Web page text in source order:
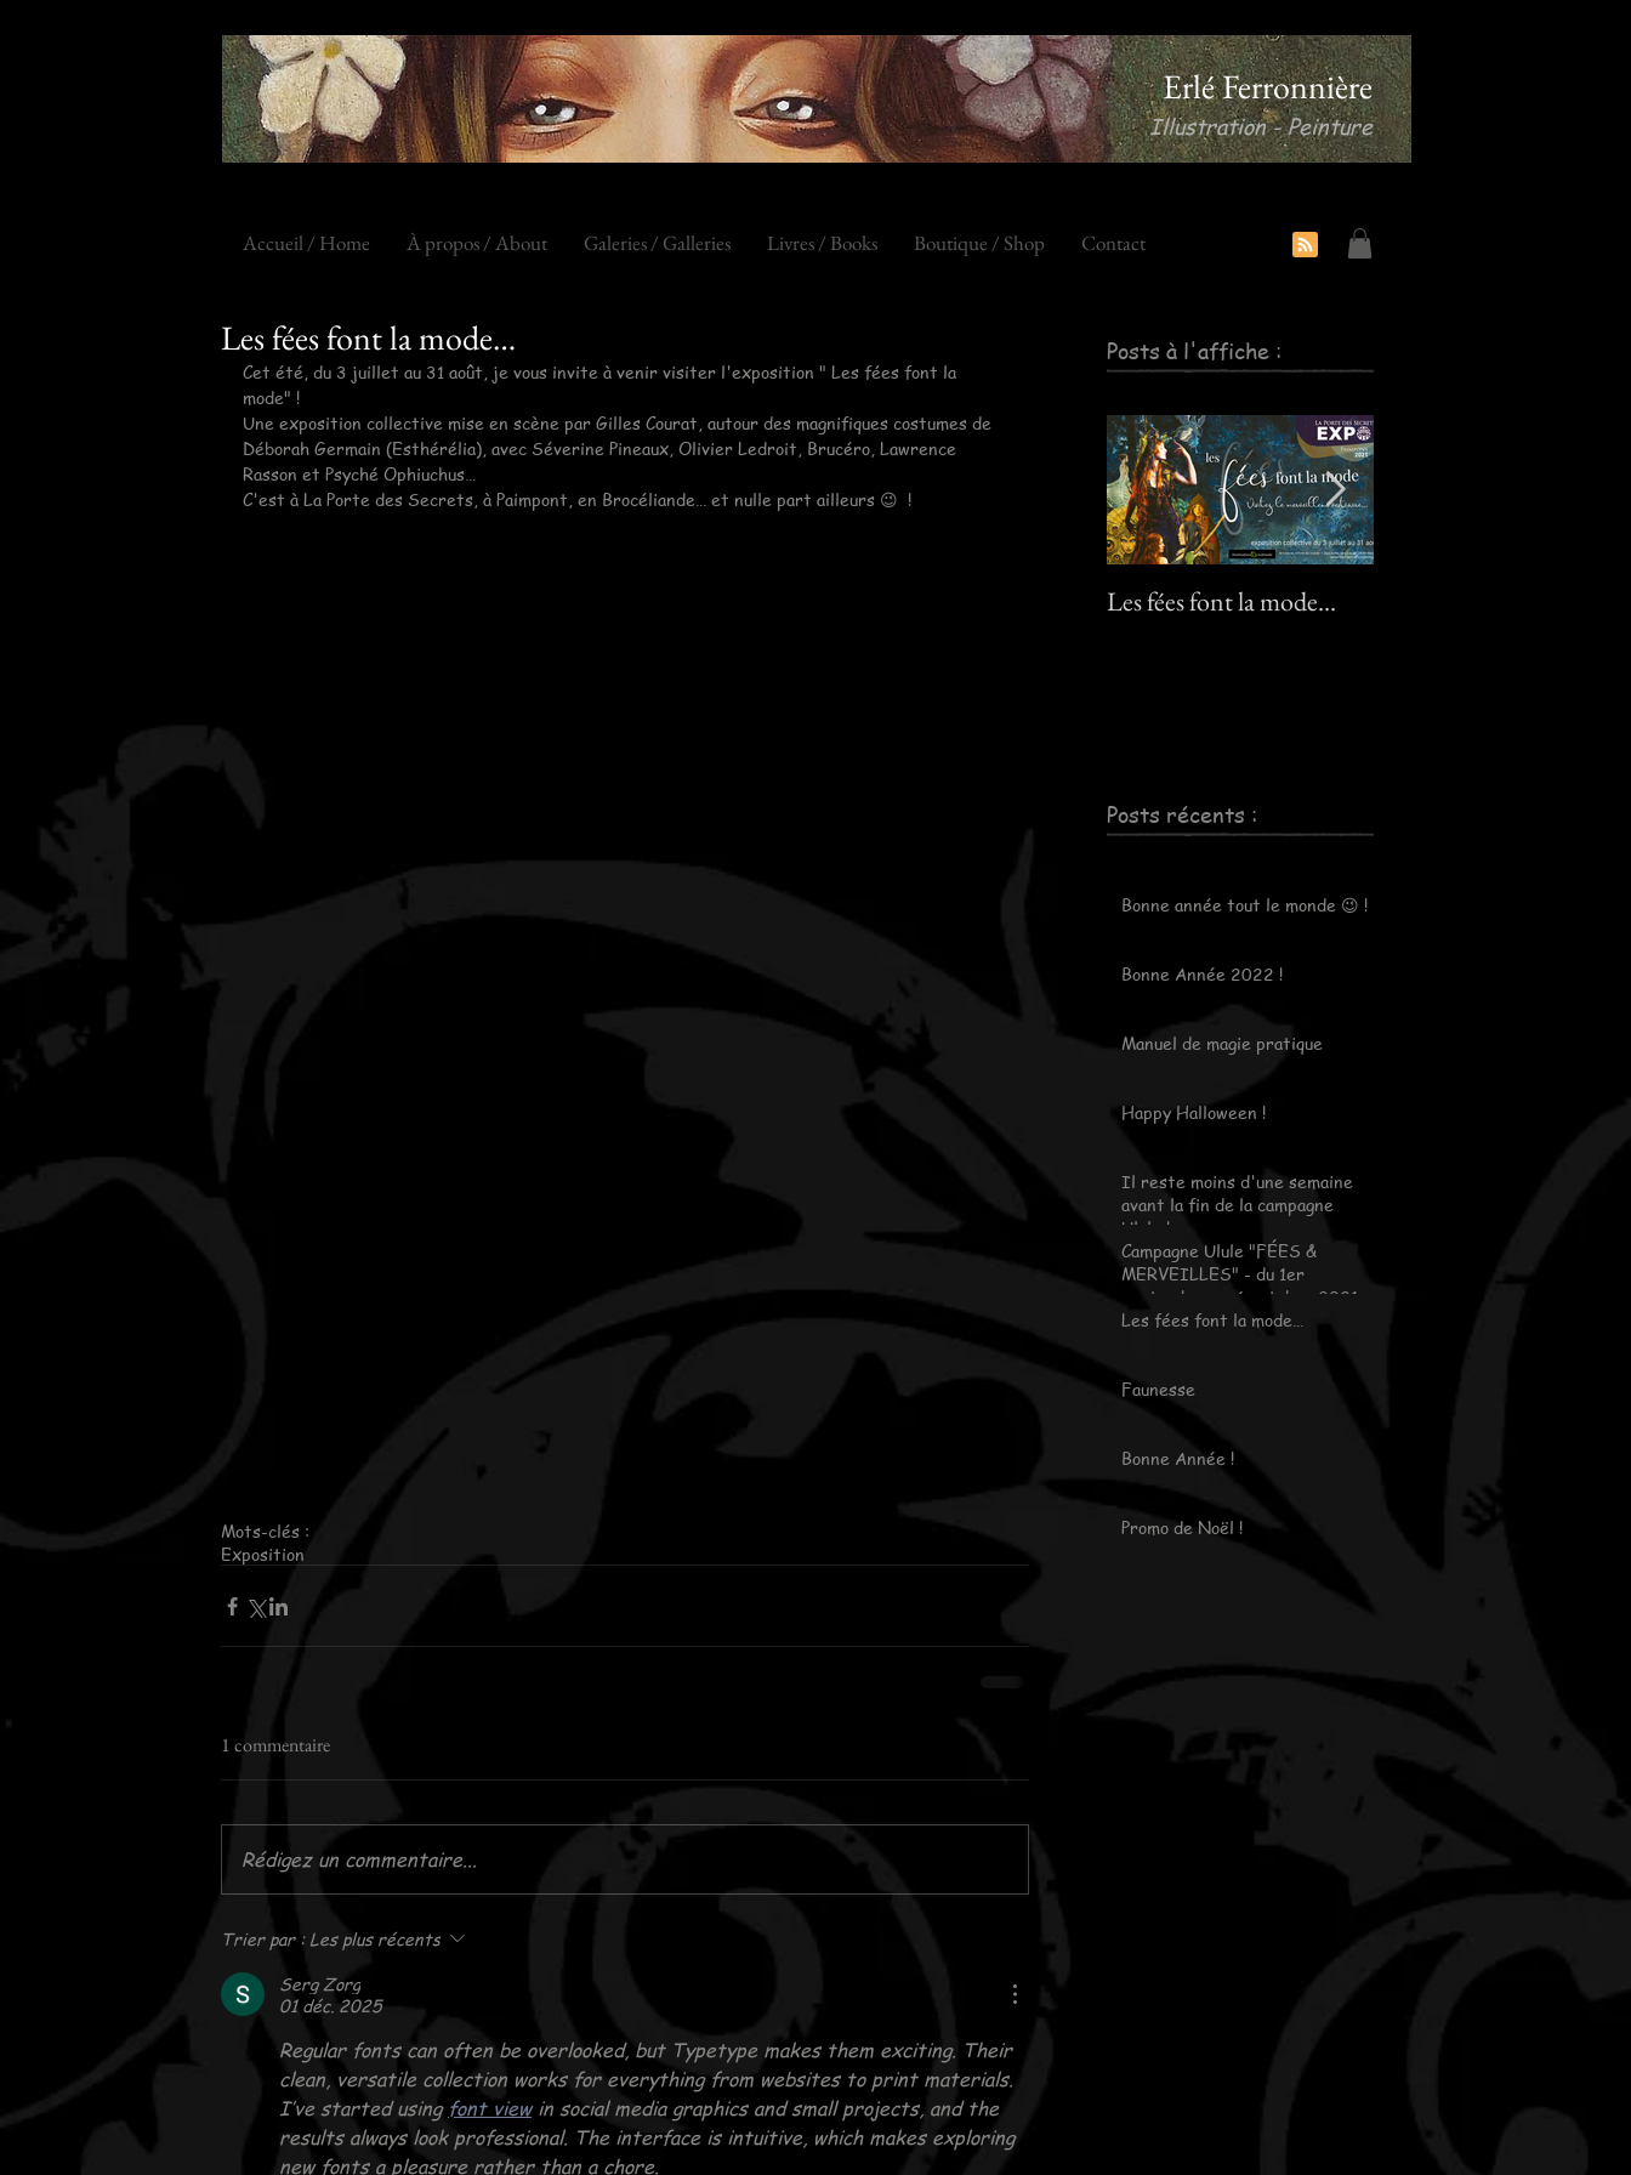
Erlé Ferronnière
Illustration - Peinture
Accueil / Home À propos / About Galeries / Galleries Livres / Books Boutique / Shop Contact
Les fées font la mode…
Cet été, du 3 juillet au 31 août, je vous invite à venir visiter l'exposition " Les fées font la
mode" !
Une exposition collective mise en scène par Gilles Courat, autour des magnifiques costumes de
Déborah Germain (Esthérélia), avec Séverine Pineaux, Olivier Ledroit, Brucéro, Lawrence
Rasson et Psyché Ophiuchus…
C'est à La Porte des Secrets, à Paimpont, en Brocéliande… et nulle part ailleurs 😉  !
Mots-clés :
Exposition
1 commentaire
Rédigez un commentaire...
Trier par : Les plus récents
Serg Zorg
01 déc. 2025
Regular fonts can often be overlooked, but Typetype makes them exciting. Their
clean, versatile collection works for everything from websites to print materials.
I’ve started using font view in social media graphics and small projects, and the
results always look professional. The interface is intuitive, which makes exploring
new fonts a pleasure rather than a chore.
Posts à l'affiche :
Les fées font la mode…
Posts récents :
Bonne année tout le monde 😉 !
Bonne Année 2022 !
Manuel de magie pratique
Happy Halloween !
Il reste moins d'une semaine
avant la fin de la campagne
Ulule !
Campagne Ulule "FÉES &
MERVEILLES" - du 1er
septembre au 6 octobre 2021
Les fées font la mode…
Faunesse
Bonne Année !
Promo de Noël !